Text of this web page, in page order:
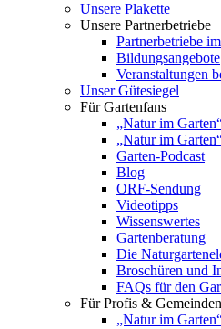
Unsere Plakette
Unsere Partnerbetriebe
Partnerbetriebe
Bildungsangebote
Veranstaltungen
Unser Gütesiegel
Für Gartenfans
„Natur im
„Natur im
Garten-Podcast
Blog
ORF-Sendung
Videotipps
Wissenswertes
Gartenberatung
Die
Broschüren und
FAQs für den
Für Profis & Gemeinden
„Natur im